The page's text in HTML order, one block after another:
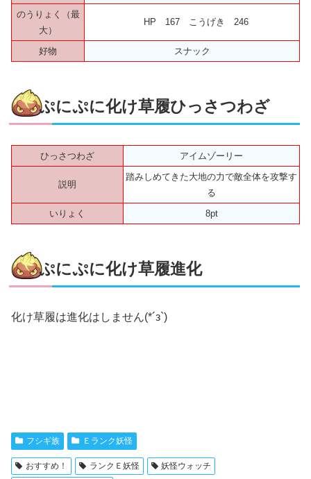
のうりょく（最
大）
HP 167 こうげき 246
好物 スナック
ぷにぷに化け草履ひっさつわざ
ひっさつわざ アイムゾーリー
説明
踏みしめてきた大地の力で敵全体を攻撃す
る
いりょく
8pt
ぷにぷに化け草履進化
化け草履は進化はしません(*´з`)
フシギ族 Ｅランク妖怪
おすすめ！ ランクＥ妖怪
妖怪ウォッチ